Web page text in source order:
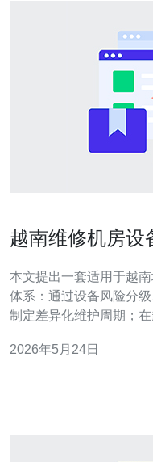
越南维修机房设
本文提出一套适用于越
体系：通过设备风险分
制定差异化维护周期；
同降低停机风险与库存
2026年5月24日